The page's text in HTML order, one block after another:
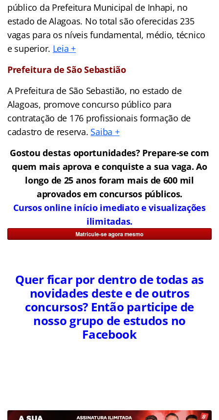
público da Prefeitura Municipal de Inhapi, no
estado de Alagoas. No total são oferecidas 235
vagas para os níveis fundamental, médio, técnico
e superior. Leia +
Prefeitura de São Sebastião
A Prefeitura de São Sebastião, no estado de
Alagoas, promove concurso público para
contratação de 176 profissionais formação de
cadastro de reserva. Saiba +
Gostou destas oportunidades? Prepare-se com
quem mais aprova e conquiste a sua vaga. Ao
longo de 25 anos foram mais de 600 mil
aprovados em concursos públicos.
Cursos online início imediato e visualizações
ilimitadas.
Quer ficar por dentro de todas as
novidades deste e de outros
concursos? Então participe de
nosso grupo de estudos no
Facebook